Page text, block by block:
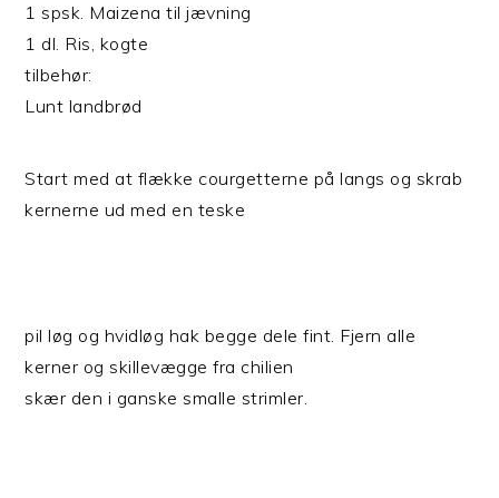
1 spsk. Maizena til jævning
1 dl. Ris, kogte
tilbehør:
Lunt landbrød
Start med at flække courgetterne på langs og skrab
kernerne ud med en teske
pil løg og hvidløg hak begge dele fint. Fjern alle
kerner og skillevægge fra chilien
skær den i ganske smalle strimler.